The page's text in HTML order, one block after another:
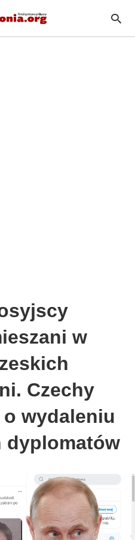
w
Czechy
o wydaleniu
dyplomatów